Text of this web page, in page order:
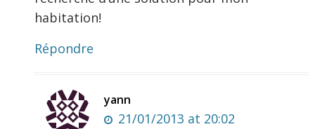
habitation!
Répondre
yann
21/01/2013 at 20:02